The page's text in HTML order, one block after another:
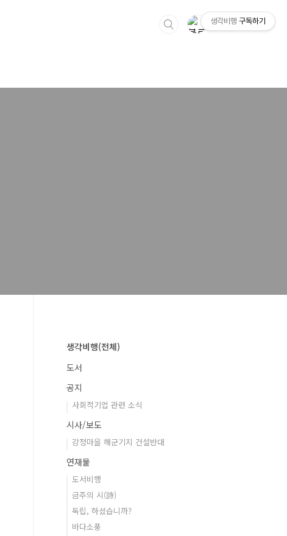
생각비행(전체)
도서
공지
사회적기업 관련 소식
시사/보도
강정마을 해군기지 건설반대
연재물
도서비행
금주의 시(詩)
독립, 하셨습니까?
바다소풍
생각비행 구독하기